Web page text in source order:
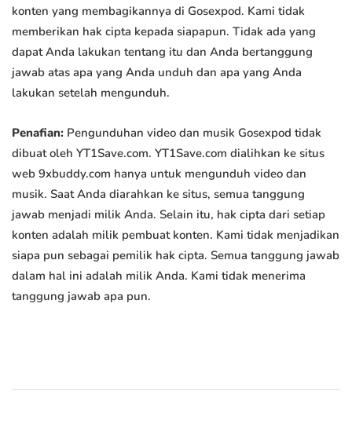
konten yang membagikannya di Gosexpod. Kami tidak
memberikan hak cipta kepada siapapun. Tidak ada yang
dapat Anda lakukan tentang itu dan Anda bertanggung
jawab atas apa yang Anda unduh dan apa yang Anda
lakukan setelah mengunduh.
Penafian: Pengunduhan video dan musik Gosexpod tidak
dibuat oleh YT1Save.com. YT1Save.com dialihkan ke situs
web 9xbuddy.com hanya untuk mengunduh video dan
musik. Saat Anda diarahkan ke situs, semua tanggung
jawab menjadi milik Anda. Selain itu, hak cipta dari setiap
konten adalah milik pembuat konten. Kami tidak menjadikan
siapa pun sebagai pemilik hak cipta. Semua tanggung jawab
dalam hal ini adalah milik Anda. Kami tidak menerima
tanggung jawab apa pun.